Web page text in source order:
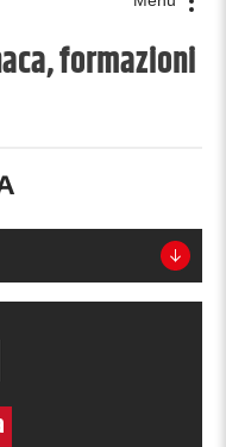
formazioni